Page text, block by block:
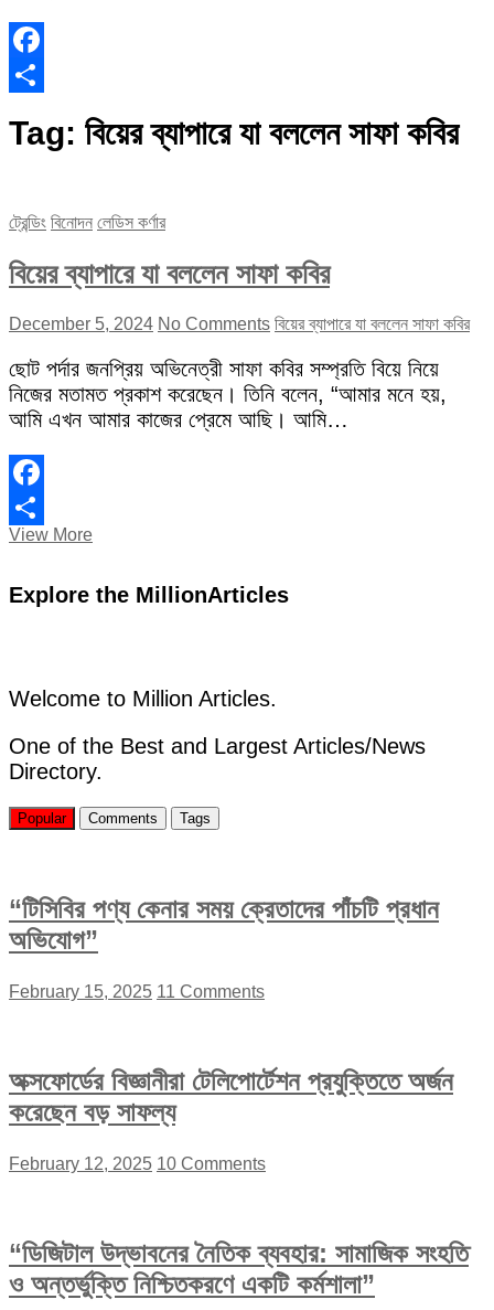
Facebook
Tag: বিয়ের ব্যাপারে যা বললেন সাফা কবির
ট্রেন্ডিং বিনোদন লেডিস কর্ণার
বিয়ের ব্যাপারে যা বললেন সাফা কবির
December 5, 2024 No Comments বিয়ের ব্যাপারে যা বললেন সাফা কবির
ছোট পর্দার জনপ্রিয় অভিনেত্রী সাফা কবির সম্প্রতি বিয়ে নিয়ে
নিজের মতামত প্রকাশ করেছেন। তিনি বলেন, “আমার মনে হয়,
আমি এখন আমার কাজের প্রেমে আছি। আমি…
Facebook
Share
View Moreবিয়ের
বললেন
Explore the MillionArticles
Welcome to Million Articles.
One of the Best and Largest Articles/News
Directory.
Popular Comments Tags
“টিসিবির পণ্য কেনার সময় ক্রেতাদের পাঁচটি প্রধান
অভিযোগ”
February 15, 2025 11 Comments
অক্সফোর্ডের বিজ্ঞানীরা টেলিপোর্টেশন প্রযুক্তিতে অর্জন
করেছেন বড় সাফল্য
February 12, 2025 10 Comments
“ডিজিটাল উদ্ভাবনের নৈতিক ব্যবহার: সামাজিক সংহতি
ও অন্তর্ভুক্তি নিশ্চিতকরণে একটি কর্মশালা”